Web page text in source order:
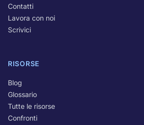
Contatti
Lavora con noi
Scrivici
RISORSE
Blog
Glossario
Tutte le risorse
Confronti